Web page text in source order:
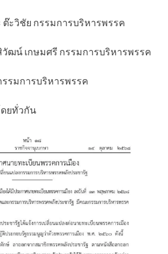
ต๊ะวิชัย กรรมการบริหารพรรค
ฒน์ เกษมศรี กรรมการบริหารพรรค
รรมการบริหารพรรค
ยทั่วกัน